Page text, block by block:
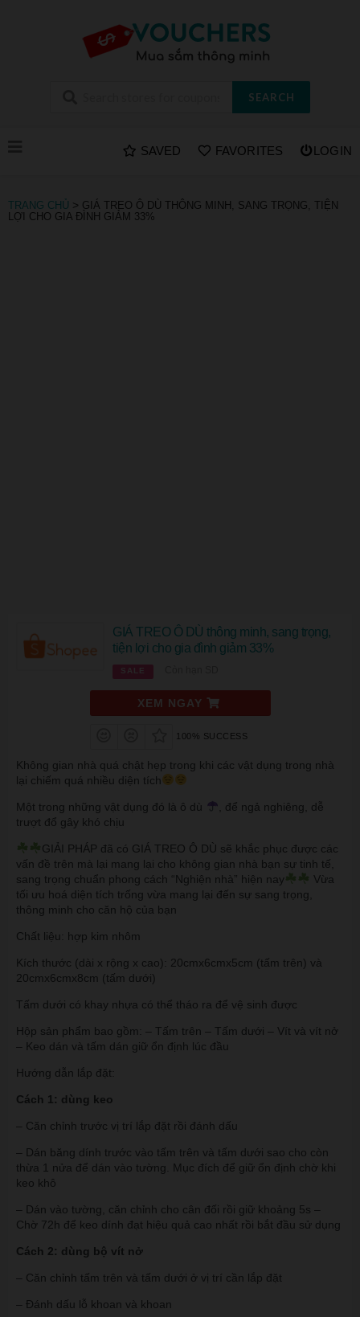
SEARCH
SAVED FAVORITES LOGIN
TRANG CHỦ > GIÁ TREO Ô DÙ THÔNG MINH, SANG TRỌNG, TIỆN
LỢI CHO GIA ĐÌNH GIẢM 33%
GIÁ TREO Ô DÙ thông minh, sang trọng,
tiện lợi cho gia đình giảm 33%
SALE
XEM NGAY
100% SUCCESS
Không gian nhà quá chật hẹp trong khi các vật dụng trong nhà
lại chiếm quá nhiều diện tích
Một trong những vật dụng đó là ô dù
, để ngả nghiêng, dễ
trượt đổ gây khó chịu
GIẢI PHÁP đã có GIÁ TREO Ô DÙ sẽ khắc phục được các
vấn đề trên mà lại mang lại cho không gian nhà bạn sự tinh tế,
sang trọng chuẩn phong cách “Nghiện nhà” hiện nay
Vừa
tối ưu hoá diện tích trống vừa mang lại đến sự sang trọng,
thông minh cho căn hộ của bạn
Chất liệu: hợp kim nhôm
Kích thước (dài x rộng x cao): 20cmx6cmx5cm (tấm trên) và
20cmx6cmx8cm (tấm dưới)
Tấm dưới có khay nhựa có thể tháo ra để vệ sinh được
Hộp sản phẩm bao gồm: – Tấm trên – Tấm dưới – Vít và vít nở
– Keo dán và tấm dán giữ ổn định lúc đầu
Hướng dẫn lắp đặt:
Cách 1: dùng keo
– Căn chỉnh trước vị trí lắp đặt rồi đánh dấu
– Dán băng dính trước vào tấm trên và tấm dưới sao cho còn
thừa 1 nửa để dán vào tường. Mục đích để giữ ổn định chờ khi
keo khô
– Dán vào tường, căn chỉnh cho cân đối rồi giữ khoảng 5s –
Chờ 72h để keo dính đạt hiệu quả cao nhất rồi bắt đầu sử dụng
Cách 2: dùng bộ vít nở
– Căn chỉnh tấm trên và tấm dưới ở vị trí cần lắp đặt
– Đánh dấu lỗ khoan và khoan